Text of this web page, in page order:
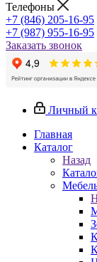
Телефоны
+7 (846) 205-16-95
+7 (987) 955-16-95
Заказать звонок
Личный
Главная
Каталог
Назад